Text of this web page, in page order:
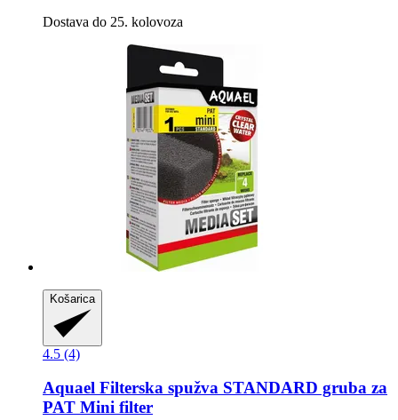
Dostava do 25. kolovoza
Košarica
4.5 (4)
Aquael Filterska spužva STANDARD gruba za
PAT Mini filter